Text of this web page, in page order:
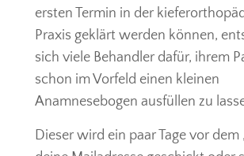
ersten Termin in der
Praxis geklärt werden können,
sich viele Behandler dafür, ihrem
schon im Vorfeld einen kleinen
Anamnesebogen ausfüllen zu
Dieser wird ein paar Tage vor dem